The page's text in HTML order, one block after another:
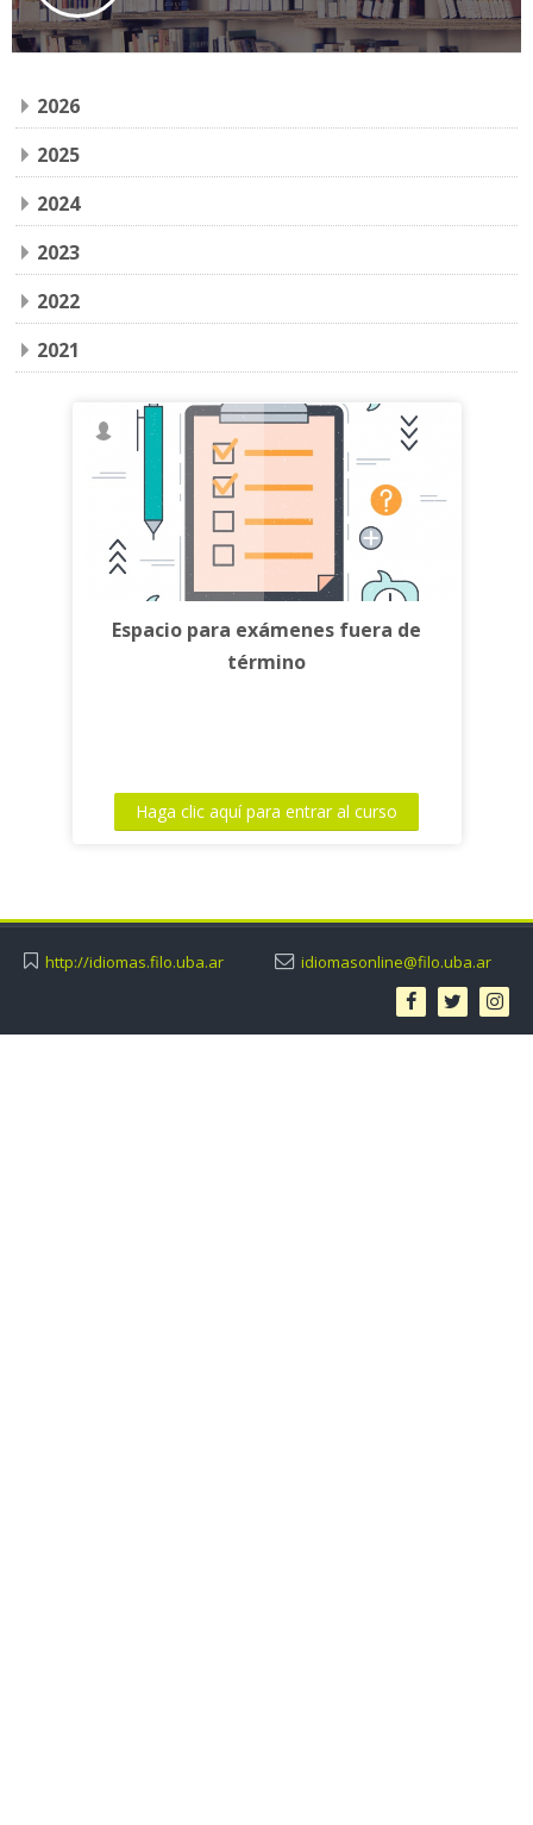
2026
2025
2024
2023
2022
2021
Espacio para exámenes fuera de
término
Haga clic aquí para entrar al curso
http://idiomas.filo.uba.ar idiomasonline@filo.uba.ar